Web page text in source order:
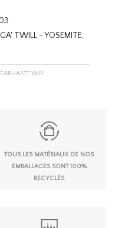
TWILL - YOSEMITE,
WIP
TOUS LES MATÉRIAUX DE NOS
EMBALLAGES SONT 100%
RECYCLÉS